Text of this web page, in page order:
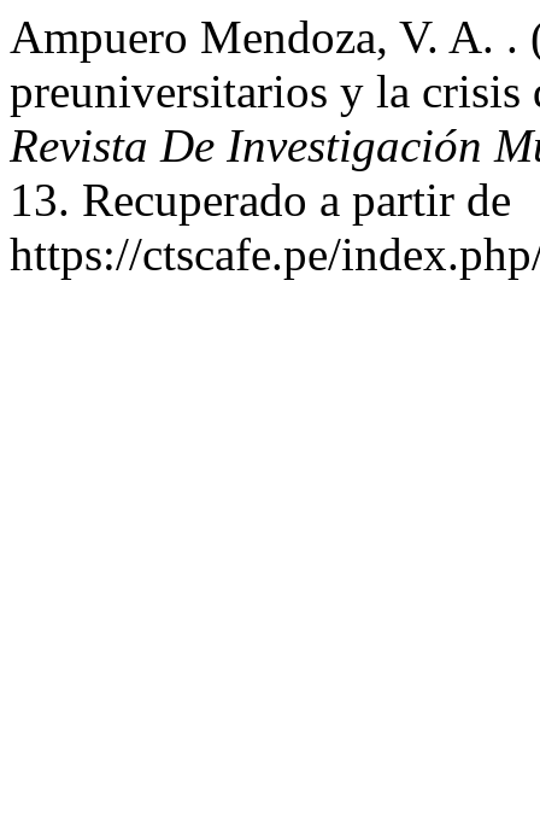
Ampuero Mendoza, V. A.
preuniversitarios y la crisis
Revista De Investigación
13. Recuperado a partir de
https://ctscafe.pe/